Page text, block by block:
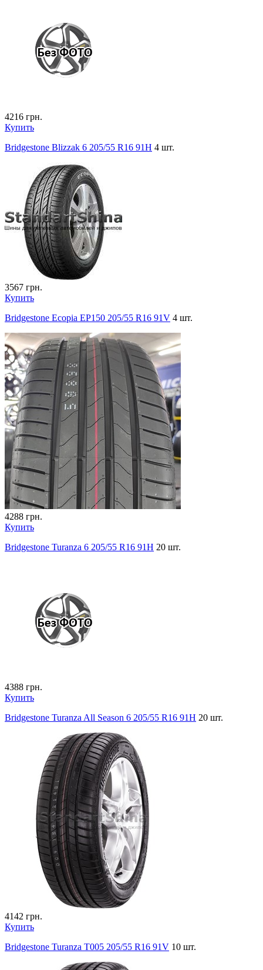
4216 грн.
Купить
Bridgestone Blizzak 6 205/55 R16 91H 4 шт.
3567 грн.
Купить
Bridgestone Ecopia EP150 205/55 R16 91V 4 шт.
4288 грн.
Купить
Bridgestone Turanza 6 205/55 R16 91H 20 шт.
4388 грн.
Купить
Bridgestone Turanza All Season 6 205/55 R16 91H 20 шт.
4142 грн.
Купить
Bridgestone Turanza T005 205/55 R16 91V 10 шт.